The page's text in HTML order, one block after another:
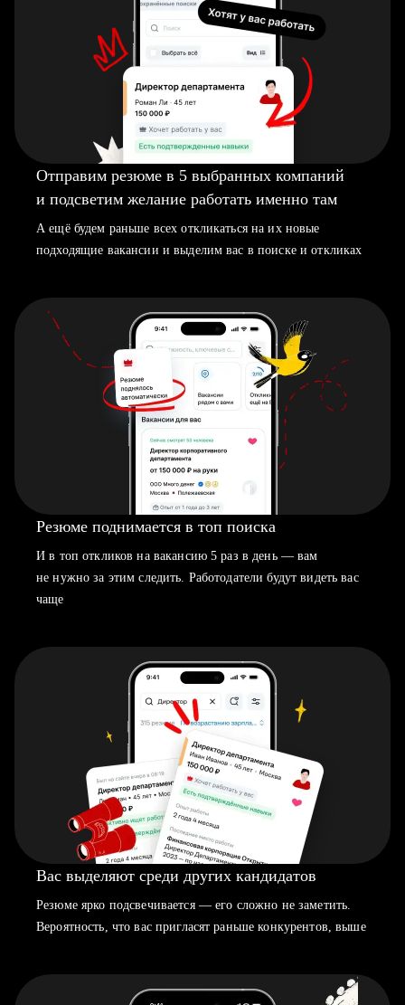
Отправим резюме в 5 выбранных компаний
и подсветим желание работать именно там
А ещё будем раньше всех откликаться на их новые
подходящие вакансии и выделим вас в поиске и откликах
Резюме поднимается в топ поиска
И в топ откликов на вакансию 5 раз в день — вам
не нужно за этим следить. Работодатели будут видеть вас
чаще
Вас выделяют среди других кандидатов
Резюме ярко подсвечивается — его сложно не заметить.
Вероятность, что вас пригласят раньше конкурентов, выше